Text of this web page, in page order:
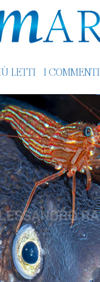
LETTI I COMMENTI